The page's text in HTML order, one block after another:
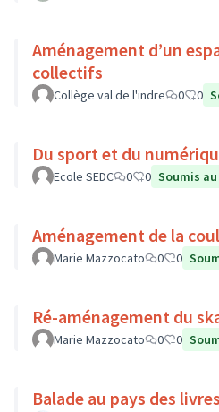
Aménagement d’un
collectifs
Collège val de l'indre 0 0
Du sport et du
Ecole SEDC 0 0 Soumis
Aménagement de la
Marie Mazzocato 0 0
Ré-aménagement du
Marie Mazzocato 0 0
Balade au pays des livres